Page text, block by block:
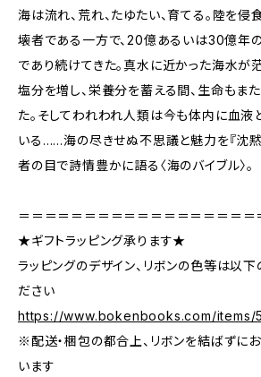
海は流れ、荒れ、たゆたい、育てる。陸を侵
壊者である一方で、20億あるいは30億年の
であり続けてきた。真水に近かった海水が
塩分を増し、栄養分を蓄える間、生命もま
た。そしてわれわれ人類は今も体内に血液
いる……海の尽きせぬ不思議と魅力を『沈
者の目で詩情豊かに語る〈海のバイブル〉。
＝＝＝＝＝＝＝＝＝＝＝＝＝＝＝＝＝＝
★ギフトラッピング承ります★
ラッピングのデザイン、リボンの色等は以
ださい
https://www.bokenbooks.com/items/
※配送・梱包の都合上、リボンを結ばずに
います